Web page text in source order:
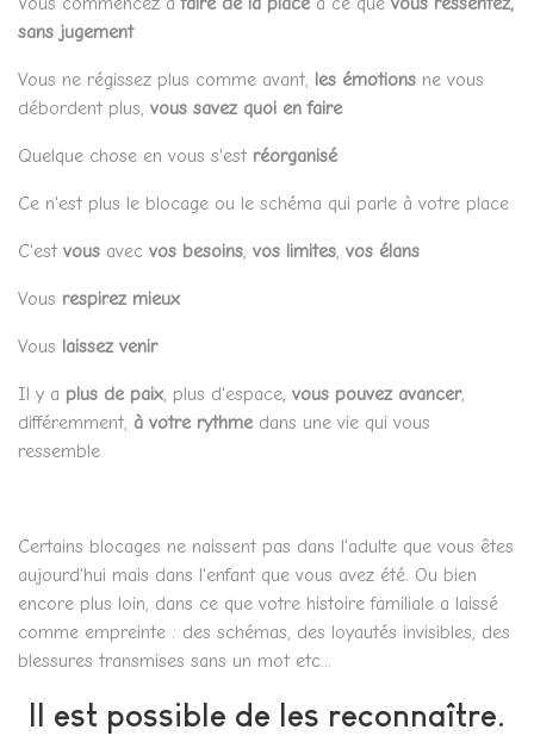
sans jugement
Vous ne régissez plus comme avant, les émotions ne vous
débordent plus, vous savez quoi en faire
Quelque chose en vous s'est réorganisé
Ce n'est plus le blocage ou le schéma qui parle à votre place
C'est vous avec vos besoins, vos limites, vos élans
Vous respirez mieux
Vous laissez venir
Il y a plus de paix, plus d'espace, vous pouvez avancer,
différemment, à votre rythmedans une vie qui vous
ressemble
Certains blocages ne naissent pas dans l'adulte que vous êtes
aujourd'hui mais dans l'enfant que vous avez été. Ou bien
encore plus loin, dans ce que votre histoire familiale a laissé
comme empreinte : des schémas, des loyautés invisibles, des
blessures transmises sans un mot etc...
Il est possible de les reconnaître.